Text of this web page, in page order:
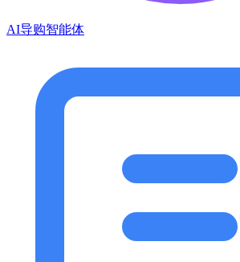
AI导购智能体